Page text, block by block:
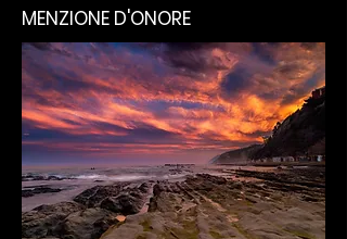
MENZIONE D'ONORE